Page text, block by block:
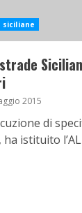
siciliane
2015
di
istituito